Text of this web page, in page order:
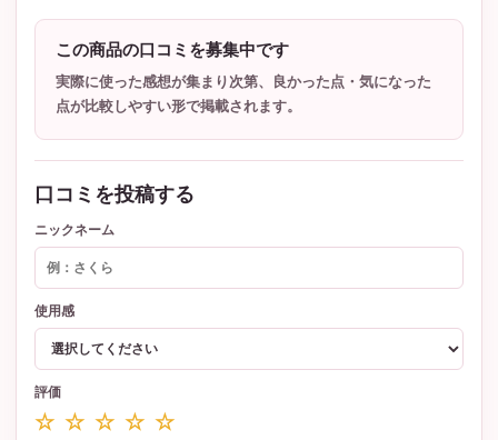
この商品の口コミを募集中です
実際に使った感想が集まり次第、良かった点・気になった
点が比較しやすい形で掲載されます。
口コミを投稿する
ニックネーム
使用感
評価
☆ ☆ ☆ ☆ ☆